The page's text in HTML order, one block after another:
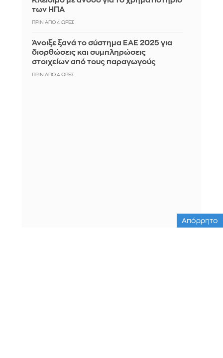
των ΗΠΑ
ΠΡΙΝ ΑΠΌ 4 ΏΡΕΣ
Άνοιξε ξανά το σύστημα ΕΑΕ 2025 για
διορθώσεις και συμπληρώσεις
στοιχείων από τους παραγωγούς
ΠΡΙΝ ΑΠΌ 4 ΏΡΕΣ
Απόρρητο